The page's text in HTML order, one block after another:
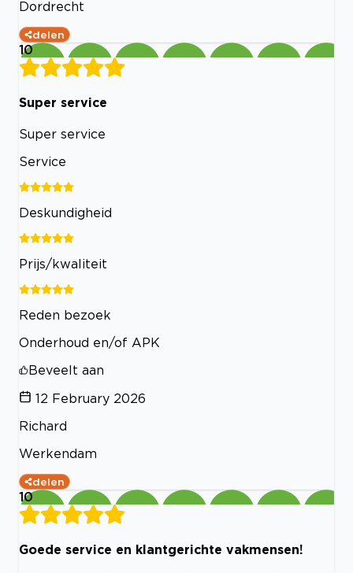
Dordrecht
delen
10
Super service
Super service
Service
Deskundigheid
Prijs/kwaliteit
Reden bezoek
Onderhoud en/of APK
Beveelt aan
12 February 2026
Richard
Werkendam
delen
10
Goede service en klantgerichte vakmensen!